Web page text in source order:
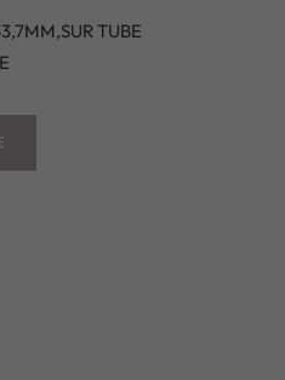
TUBE